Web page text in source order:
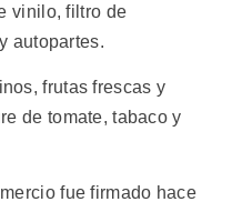
vinilo, filtro de
autopartes.
frutas frescas y
de tomate, tabaco y
fue firmado hace